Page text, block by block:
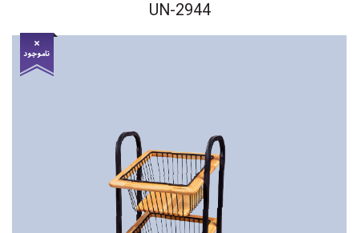
UN-2944